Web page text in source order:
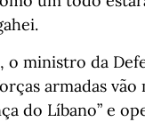
o ministro da
armadas vão
do Líbano” e